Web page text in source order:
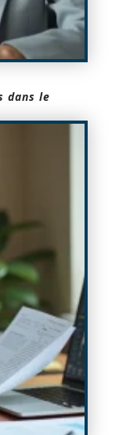
dans le